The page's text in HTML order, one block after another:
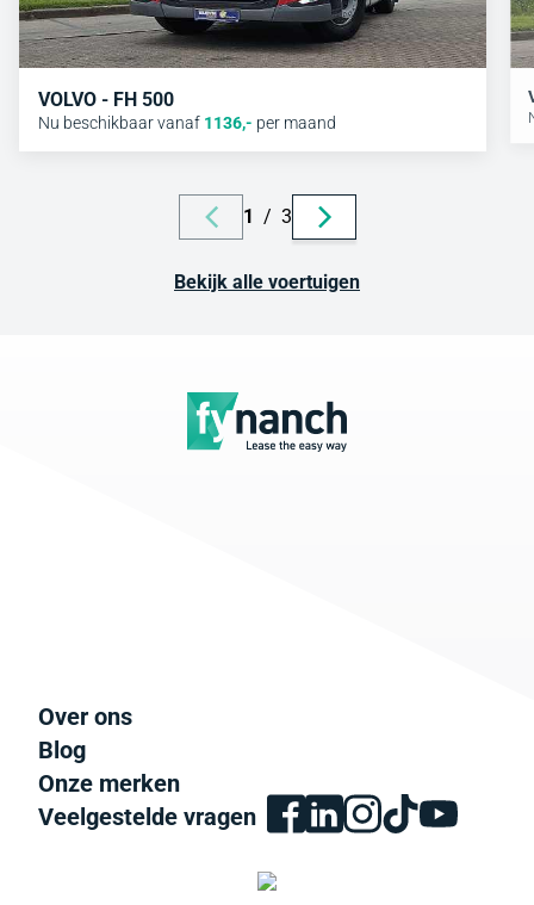
VOLVO - FH 500
Nu beschikbaar vanaf 1136,- per maand
1 / 3
Bekijk alle voertuigen
Over ons
Blog
Onze merken
Veelgestelde vragen